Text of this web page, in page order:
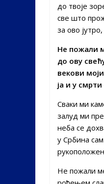
до твоје
све што
за ово јутро,
Не пожали
до ову
векови
ја и у
Сваки ми
залуд ми
неба се
у Србина
Не пожали